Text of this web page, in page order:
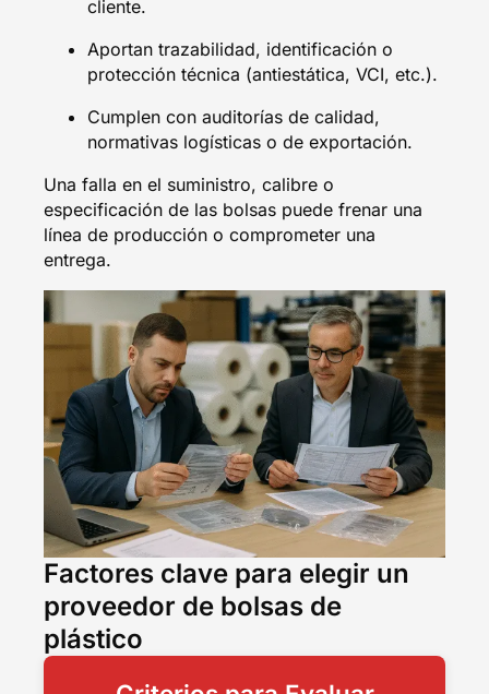
cliente.
Aportan trazabilidad, identificación o
protección técnica (antiestática, VCI, etc.).
Cumplen con auditorías de calidad,
normativas logísticas o de exportación.
Una falla en el suministro, calibre o
especificación de las bolsas puede frenar una
línea de producción o comprometer una
entrega.
Factores clave para elegir un
proveedor de bolsas de
plástico